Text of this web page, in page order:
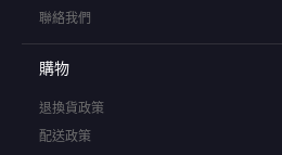
聯絡我們
購物
退換貨政策
配送政策